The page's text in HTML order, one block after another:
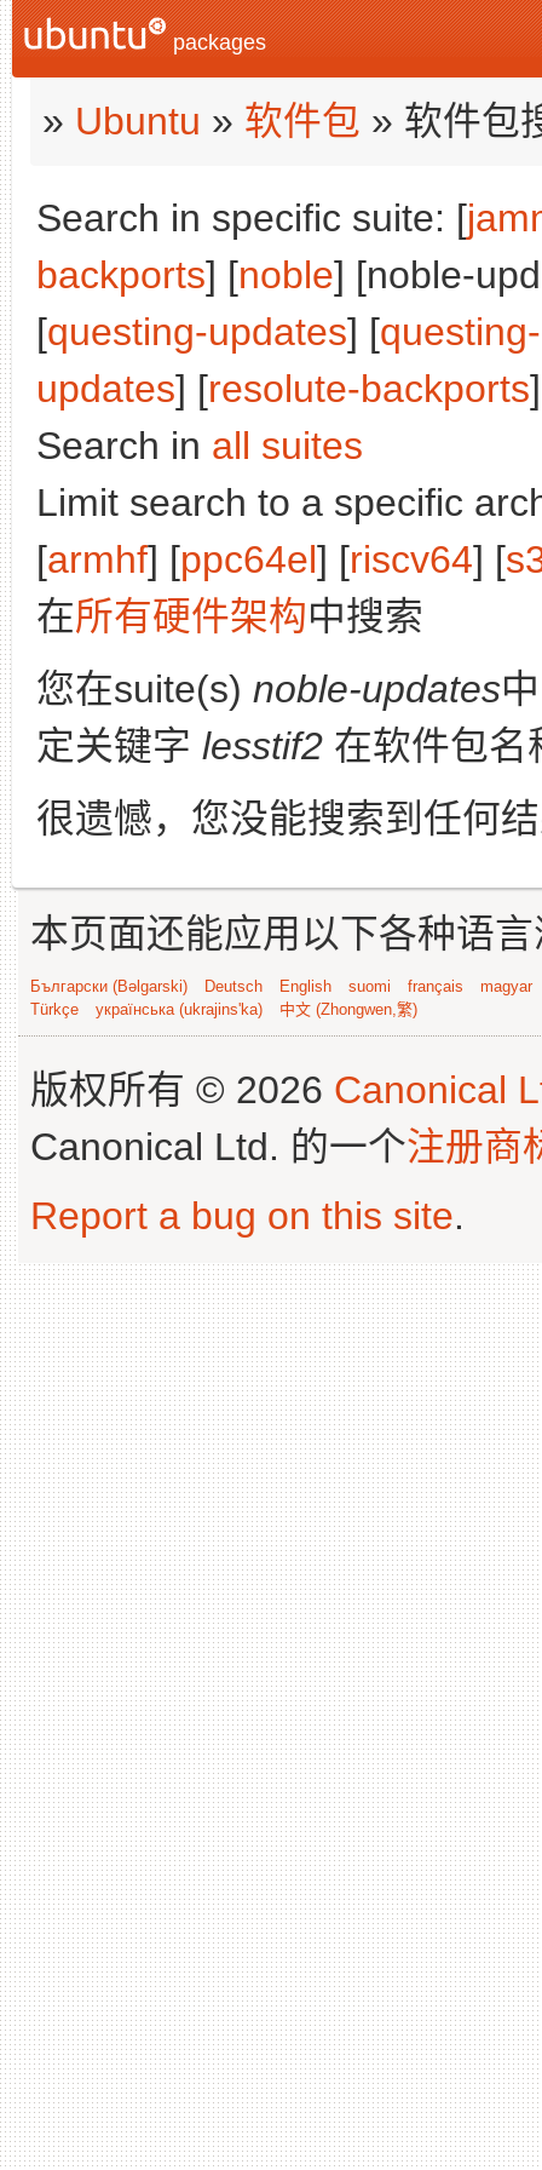
packages
» Ubuntu » 软件包 » 软件包
Search in specific suite: [
backports] [noble] [noble-
[questing-updates] [
updates] [resolute-backports
Search in all suites
Limit search to a specific
[armhf] [ppc64el] [riscv64] [
在所有硬件架构中搜索
您在suite(s) noble-updates
定关键字 lesstif2 在软件包名
很遗憾，您没能搜索到任何
本页面还能应用以下各种语
Български (Bəlgarski) Deutsch English suomi français
magyar
Türkçe
українська (ukrajins'ka) 中文 (Zhongwen,繁)
版权所有 © 2026 Canonical
Canonical Ltd. 的一个注册商
Report a bug on this site.